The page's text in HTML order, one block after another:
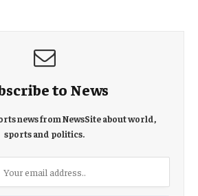
to News
news from NewsSite about world,
sports and politics.